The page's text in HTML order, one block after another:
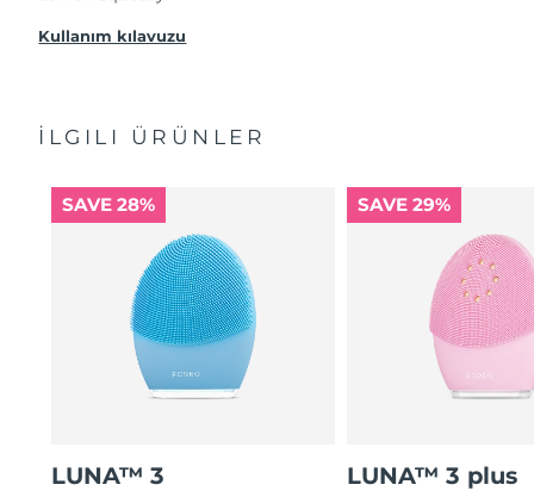
Kullanım kılavuzu
İLGILI ÜRÜNLER
SAVE 28%
LUNA™ 3
SAVE 29%
LUNA™ 3 plus